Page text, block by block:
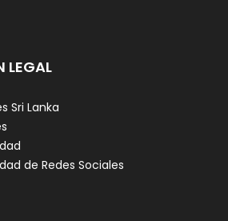
LEGAL
Sri Lanka
de Redes Sociales